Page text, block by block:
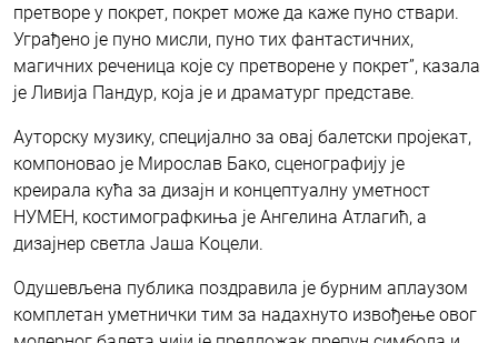
претворе у покрет, покрет може да каже пуно ствари.
Уграђено је пуно мисли, пуно тих фантастичних,
магичних реченица које су претворене у покрет”, казала
је Ливија Пандур, која је и драматург представе.
Ауторску музику, специјално за овај балетски пројекат,
компоновао је Мирослав Бако, сценографију је
креирала кућа за дизајн и концептуалну уметност
НУМЕН, костимографкиња је Ангелина Атлагић, а
дизајнер светла Јаша Коцели.
Одушевљена публика поздравила је бурним аплаузом
комплетан уметнички тим за надахнуто извођење овог